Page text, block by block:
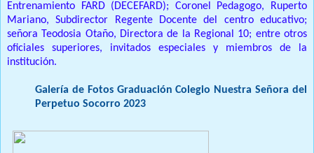
Entrenamiento FARD (DECEFARD); Coronel Pedagogo, Ruperto
Mariano, Subdirector Regente Docente del centro educativo;
señora Teodosia Otaño, Directora de la Regional 10; entre otros
oficiales superiores, invitados especiales y miembros de la
institución.
Galería de Fotos Graduación Colegio Nuestra Señora del
Perpetuo Socorro 2023